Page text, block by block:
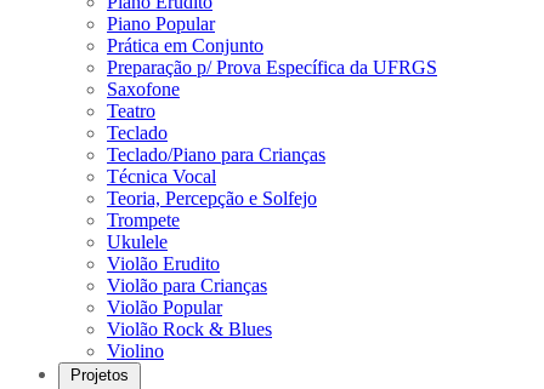
Piano Popular
Prática em Conjunto
Preparação p/ Prova Específica da UFRGS
Saxofone
Teatro
Teclado
Teclado/Piano para Crianças
Técnica Vocal
Teoria, Percepção e Solfejo
Trompete
Ukulele
Violão Erudito
Violão para Crianças
Violão Popular
Violão Rock & Blues
Violino
Projetos